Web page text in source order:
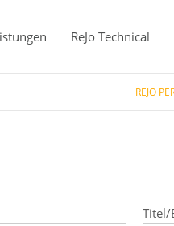
ReJo Technical
REJO
Titel/